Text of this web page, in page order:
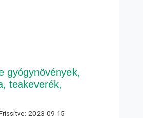
gyógynövények,
teakeverék,
2023-09-15